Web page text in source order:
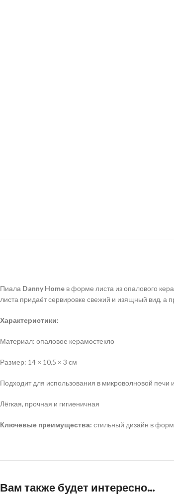
Пиала Danny Home в форме листа из опалового
листа придаёт сервировке свежий и изящный вид, а
Характеристики:
Материал: опаловое керамостекло
Размер: 14 × 10,5 × 3 см
Подходит для использования в микроволновой
Лёгкая, прочная и гигиеничная
Ключевые преимущества: стильный дизайн в
Вам также будет интересно…